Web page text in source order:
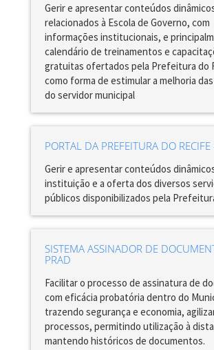
Gerir e apresentar conteúdos
relacionados à Escola de Governo, com
informações institucionais, e
calendário de treinamentos e
gratuitas ofertados pela Prefeitura do
como forma de estimular a melhoria
do servidor municipal
PORTAL DA PREFEITURA DO RECIFE
Gerir e apresentar conteúdos
instituição e a oferta dos diversos
públicos disponibilizados pela
SISTEMA ASSINADOR DE
PRAD
Facilitar o processo de assinatura de
com eficácia probatória dentro do
trazendo segurança e economia,
processos, permitindo utilização à
mantendo históricos de documentos.